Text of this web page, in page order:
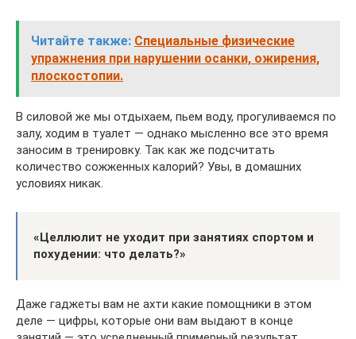
Читайте также: Специальные физические
упражнения при нарушении осанки, ожирения,
плоскостопии.
В силовой же мы отдыхаем, пьем воду, прогуливаемся по
залу, ходим в туалет — однако мысленно все это время
заносим в тренировку. Так как же подсчитать
количество сожженных калорий? Увы, в домашних
условиях никак.
«Целлюлит не уходит при занятиях спортом и
похудении: что делать?»
Даже гаджеты вам не ахти какие помощники в этом
деле — цифры, которые они вам выдают в конце